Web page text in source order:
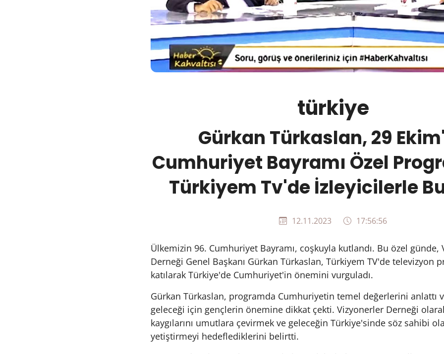
türkiye
Gürkan Türkaslan, 29
Cumhuriyet Bayramı Özel
Türkiyem Tv'de İzleyicilerle
12.11.2023 17:56:56
Ülkemizin 96. Cumhuriyet Bayramı, coşkuyla kutlandı. Bu özel günde,
Derneği Genel Başkanı Gürkan Türkaslan, Türkiyem TV'de televizyon
katılarak Türkiye'de Cumhuriyet'in önemini vurguladı.
Gürkan Türkaslan, programda Cumhuriyetin temel değerlerini anlattı
geleceği için gençlerin önemine dikkat çekti. Vizyonerler Derneği
kaygılarını umutlara çevirmek ve geleceğin Türkiye'sinde söz sahibi
yetiştirmeyi hedeflediklerini belirtti.